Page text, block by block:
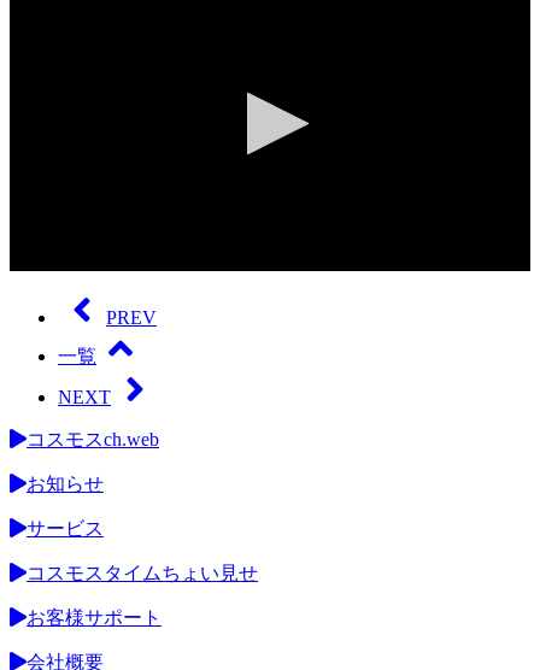
seconds
seconds
PREV
一覧
NEXT
コスモスch.web
お知らせ
サービス
コスモスタイムちょい見せ
お客様サポート
会社概要